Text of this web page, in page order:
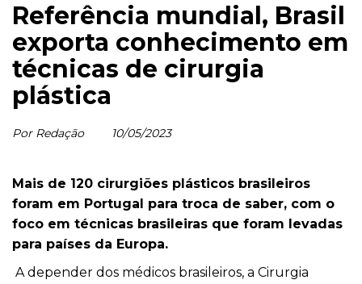
Referência mundial, Brasil
exporta conhecimento em
técnicas de cirurgia
plástica
Por Redação 10/05/2023
Mais de 120 cirurgiões plásticos brasileiros
foram em Portugal para troca de saber, com o
foco em técnicas brasileiras que foram levadas
para países da Europa.
A depender dos médicos brasileiros, a Cirurgia